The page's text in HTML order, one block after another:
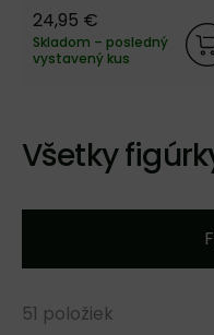
24,95 €
Skladom – posledný
vystavený kus
Všetky
51 položiek